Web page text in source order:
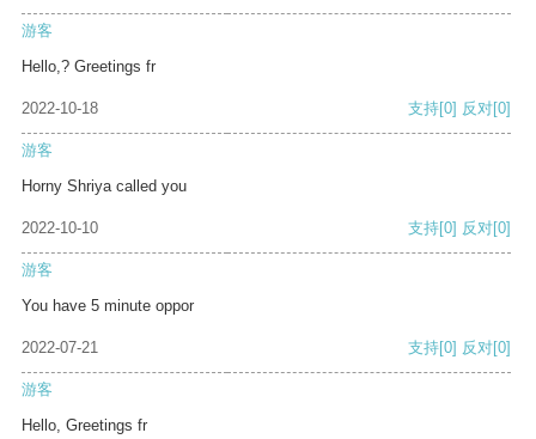
游客
Hello,? Greetings fr
2022-10-18 支持[0] 反对[0]
游客
Horny Shriya called you
2022-10-10 支持[0] 反对[0]
游客
You have 5 minute oppor
2022-07-21 支持[0] 反对[0]
游客
Hello, Greetings fr